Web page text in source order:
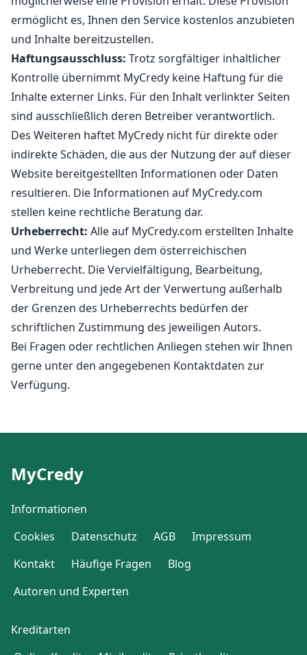
ermöglicht es, Ihnen den Service kostenlos anzubieten
und Inhalte bereitzustellen.
Haftungsausschluss: Trotz sorgfältiger inhaltlicher
Kontrolle übernimmt MyCredy keine Haftung für die
Inhalte externer Links. Für den Inhalt verlinkter Seiten
sind ausschließlich deren Betreiber verantwortlich.
Des Weiteren haftet MyCredy nicht für direkte oder
indirekte Schäden, die aus der Nutzung der auf dieser
Website bereitgestellten Informationen oder Daten
resultieren. Die Informationen auf MyCredy.com
stellen keine rechtliche Beratung dar.
Urheberrecht: Alle auf MyCredy.com erstellten Inhalte
und Werke unterliegen dem österreichischen
Urheberrecht. Die Vervielfältigung, Bearbeitung,
Verbreitung und jede Art der Verwertung außerhalb
der Grenzen des Urheberrechts bedürfen der
schriftlichen Zustimmung des jeweiligen Autors.
Bei Fragen oder rechtlichen Anliegen stehen wir Ihnen
gerne unter den angegebenen Kontaktdaten zur
Verfügung.
MyCredy
Informationen
Cookies
Datenschutz AGB
Impressum
Kontakt
Häufige Fragen
Blog
Autoren und Experten
Kreditarten